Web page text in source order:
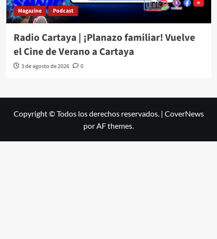
Magazine Podcast
Radio Cartaya | ¡Planazo familiar! Vuelve
el Cine de Verano a Cartaya
3 de agosto de 2026 0
Copyright © Todos los derechos reservados. | CoverNews
por AF themes.